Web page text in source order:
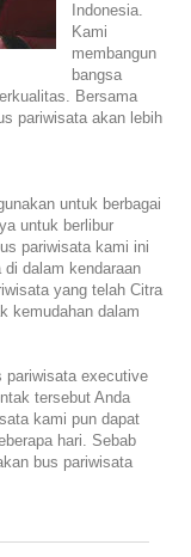
Indonesia.
Kami
membangun
bangsa
Bersama
pariwisata akan lebih
untuk berbagai
untuk berlibur
pariwisata kami ini
dalam kendaraan
yang telah Citra
kemudahan dalam
pariwisata executive
tersebut Anda
kami pun dapat
hari. Sebab
bus pariwisata